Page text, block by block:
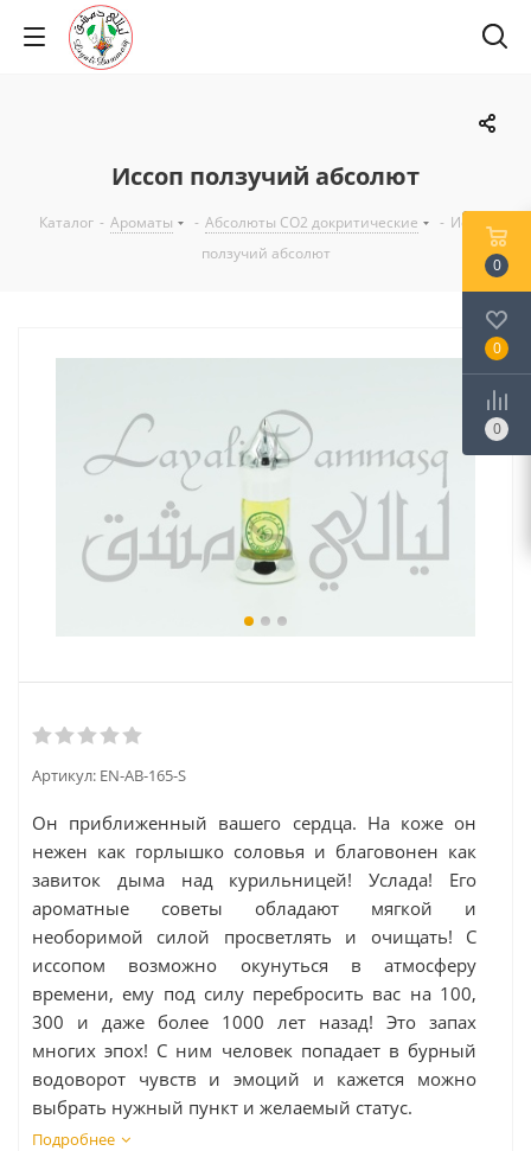
Иссоп ползучий абсолют
Каталог - Ароматы - Абсолюты CO2 докритические - Иссоп
ползучий абсолют
Артикул: EN-AB-165-S
Он приближенный вашего сердца. На коже он
нежен как горлышко соловья и благовонен как
завиток дыма над курильницей! Услада! Его
ароматные советы обладают мягкой и
необоримой силой просветлять и очищать! С
иссопом возможно окунуться в атмосферу
времени, ему под силу перебросить вас на 100,
300 и даже более 1000 лет назад! Это запах
многих эпох! С ним человек попадает в бурный
водоворот чувств и эмоций и кажется можно
выбрать нужный пункт и желаемый статус.
Подробнее
0
0
0